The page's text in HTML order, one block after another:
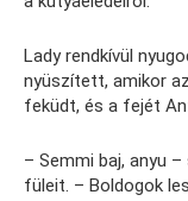
Lady rendkívül
nyüszített, amikor
feküdt, és a fejét
– Semmi baj, anyu
füleit. – Boldogok